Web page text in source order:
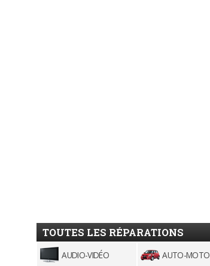
TOUTES LES RÉPARATIONS
AUDIO-VIDÉO AUTO-MOTO